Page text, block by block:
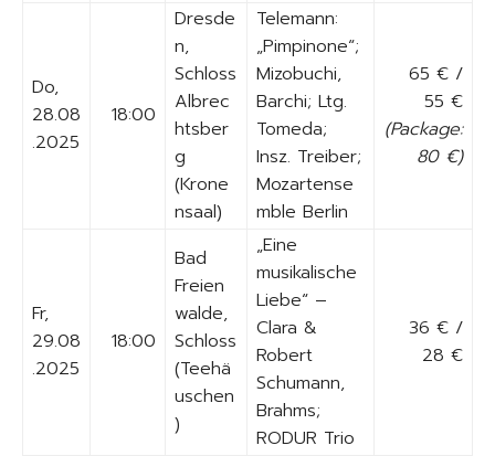
Do,
28.08
.2025
18:00
Dresde
n,
Schloss
Albrec
htsber
g
(Krone
nsaal)
Telemann:
„Pimpinone“;
Mizobuchi,
Barchi; Ltg.
Tomeda;
Insz. Treiber;
Mozartense
mble Berlin
65 € /
55 €
(Package:
80 €)
Fr,
29.08
.2025
18:00
Bad
Freien
walde,
Schloss
(Teehä
uschen
)
„Eine
musikalische
Liebe“ –
Clara &
Robert
Schumann,
Brahms;
RODUR Trio
36 € /
28 €